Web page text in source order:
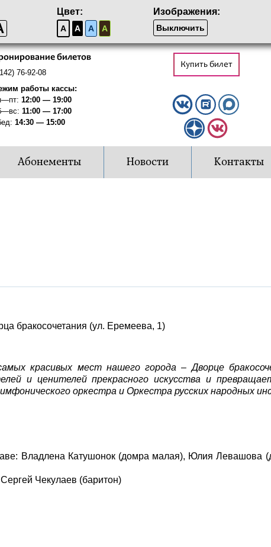
Цвет:
A A A A
Изображения:
Выключить
билетов
76-92-08
работы кассы:
12:00 — 19:00
11:00 — 17:00
14:30 — 15:00
Купить билет
Абонементы Новости Контакты
бракосочетания (ул. Еремеева, 1)
красивых мест нашего города – Дворце
и ценителей прекрасного искусства и
оркестра и Оркестра русских народных
Владлена Катушонок (домра малая), Юлия Левашова
Чекулаев (баритон)